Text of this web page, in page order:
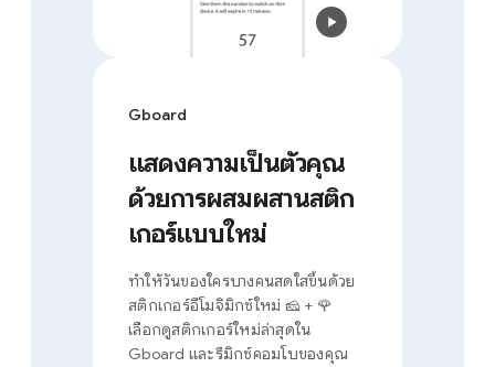
Gboard
แสดงความเป็นตัวคุณ
ด้วยการผสมผสานสติก
เกอร์แบบใหม่
ทำให้วันของใครบางคนสดใสขึ้นด้วย
สติกเกอร์อีโมจิมิกซ์ใหม่ 🧀 + 🌹
เลือกดูสติกเกอร์ใหม่ล่าสุดใน
Gboard และรีมิกซ์คอมโบของคุณ